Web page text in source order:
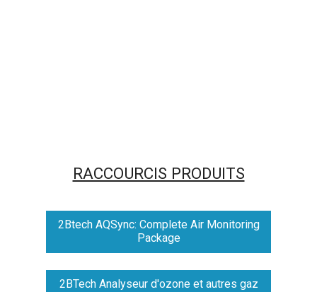
RACCOURCIS PRODUITS
2Btech AQSync: Complete Air Monitoring
Package
2BTech Analyseur d'ozone et autres gaz